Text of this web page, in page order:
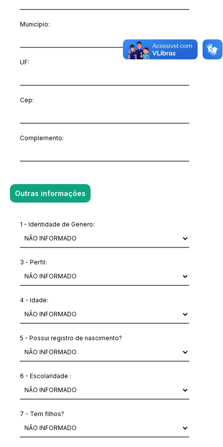
Município:
UF:
Cep:
Complemento:
Outras informações
1 - Identidade de Genero:
3 - Perfil:
4 - Idade:
5 - Possui registro de nascimento?
6 - Escolaridade :
7 - Tem filhos?